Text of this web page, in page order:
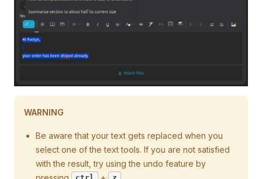
WARNING
Be aware that your text gets replaced when you
select one of the text tools. If you are not satisfied
with the result, try using the undo feature by